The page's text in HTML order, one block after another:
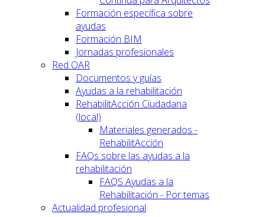
Formación específica sobre
ayudas
Formación BIM
Jornadas profesionales
Red OAR
Documentos y guías
Ayudas a la rehabilitación
RehabilitAcción Ciudadana
(local)
Materiales generados -
RehabilitAcción
FAQs sobre las ayudas a la
rehabilitación
FAQS Ayudas a la
Rehabilitación - Por temas
Actualidad profesional